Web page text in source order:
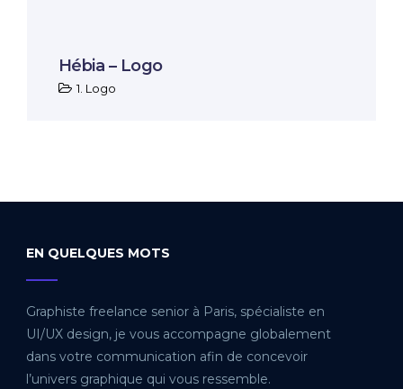
Hébia – Logo
1. Logo
EN QUELQUES MOTS
_____
Graphiste freelance senior à Paris, spécialiste en
UI/UX design, je vous accompagne globalement
dans votre communication afin de concevoir
l’univers graphique qui vous ressemble.